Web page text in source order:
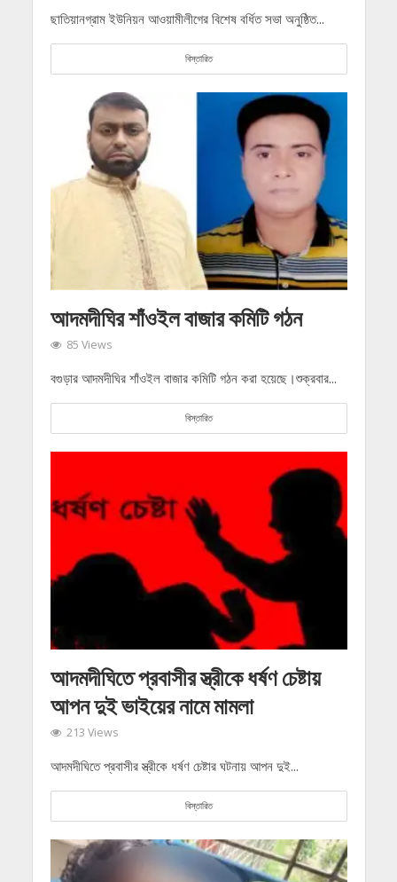
ছাতিয়ানগ্রাম ইউনিয়ন আওয়ামীলীগের বিশেষ বর্ধিত সভা অনুষ্ঠিত...
বিস্তারিত
আদমদীঘির শাঁওইল বাজার কমিটি গঠন
85 Views
বগুড়ার আদমদীঘির শাঁওইল বাজার কমিটি গঠন করা হয়েছে।শুক্রবার...
বিস্তারিত
আদমদীঘিতে প্রবাসীর স্ত্রীকে ধর্ষণ চেষ্টায়
আপন দুই ভাইয়ের নামে মামলা
213 Views
আদমদীঘিতে প্রবাসীর স্ত্রীকে ধর্ষণ চেষ্টার ঘটনায় আপন দুই...
বিস্তারিত